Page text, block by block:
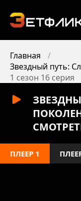
Главная
Звездный путь:
1 сезон 16 серия
ПЛЕЕР 1